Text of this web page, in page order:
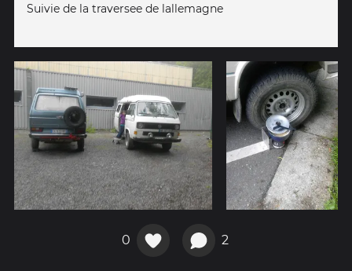
Suivie de la traversee de lallemagne
0 2